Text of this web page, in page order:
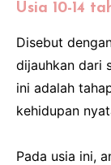
Usia 10-14
Disebut
dijauhkan dari
ini adalah
kehidupan
Pada usia ini,